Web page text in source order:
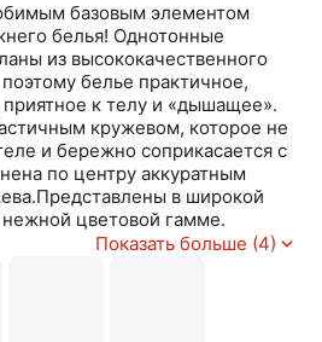
базовым элементом
белья! Однотонные
из высококачественного
белье практичное,
к телу и «дышащее».
кружевом, которое не
и бережно соприкасается с
по центру аккуратным
в широкой
цветовой гамме.
Показать больше (4)